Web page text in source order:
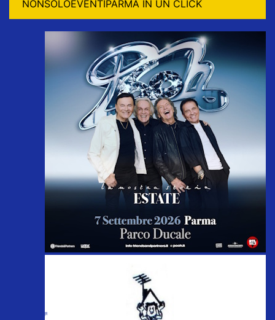
NONSOLOEVENTIPARMA IN UN CLICK